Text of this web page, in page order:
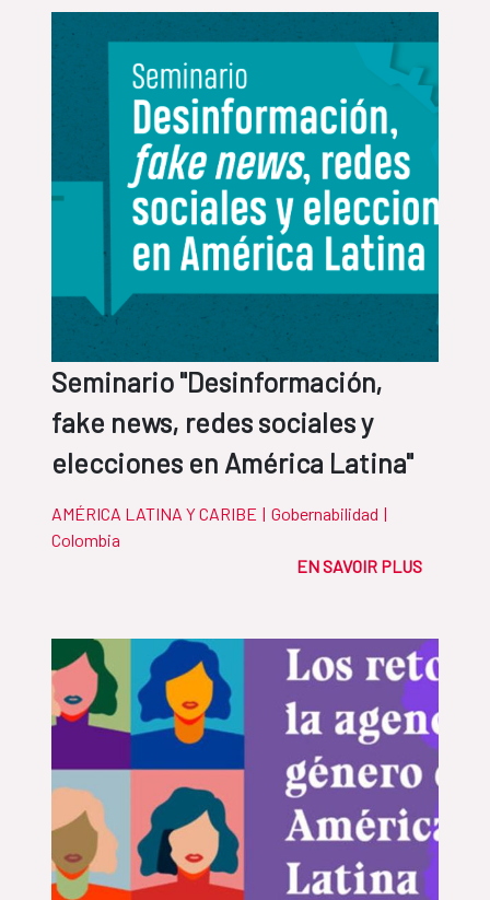
Seminario "Desinformación,
fake news, redes sociales y
elecciones en América Latina"
AMÉRICA LATINA Y CARIBE | Gobernabilidad |
Colombia
EN SAVOIR PLUS